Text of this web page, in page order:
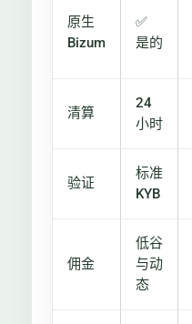
原生
Bizum
✅
是的
清算
24
小时
验证
标准
KYB
佣金
低谷
与动
态